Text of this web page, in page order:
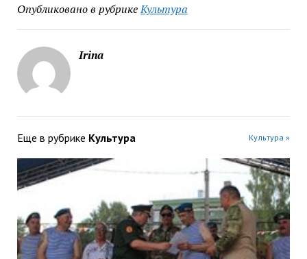
Опубликовано в рубрикеКультура
Irina
Еще в рубрике Культура Культура »